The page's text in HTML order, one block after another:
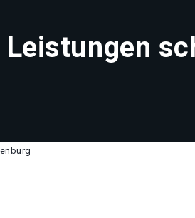
Leistungen